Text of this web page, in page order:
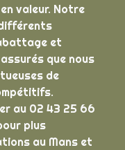
valeur. Notre
et
que nous
de
au 02 43 25 66
plus
au Mans et